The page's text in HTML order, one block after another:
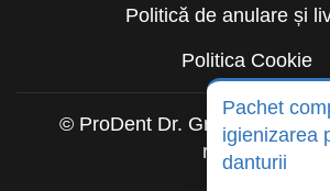
Politică de anulare și
Politica Cookie
© ProDent Dr. Gruia 2026.
rezervate.
Pachet
igienizarea
danturii